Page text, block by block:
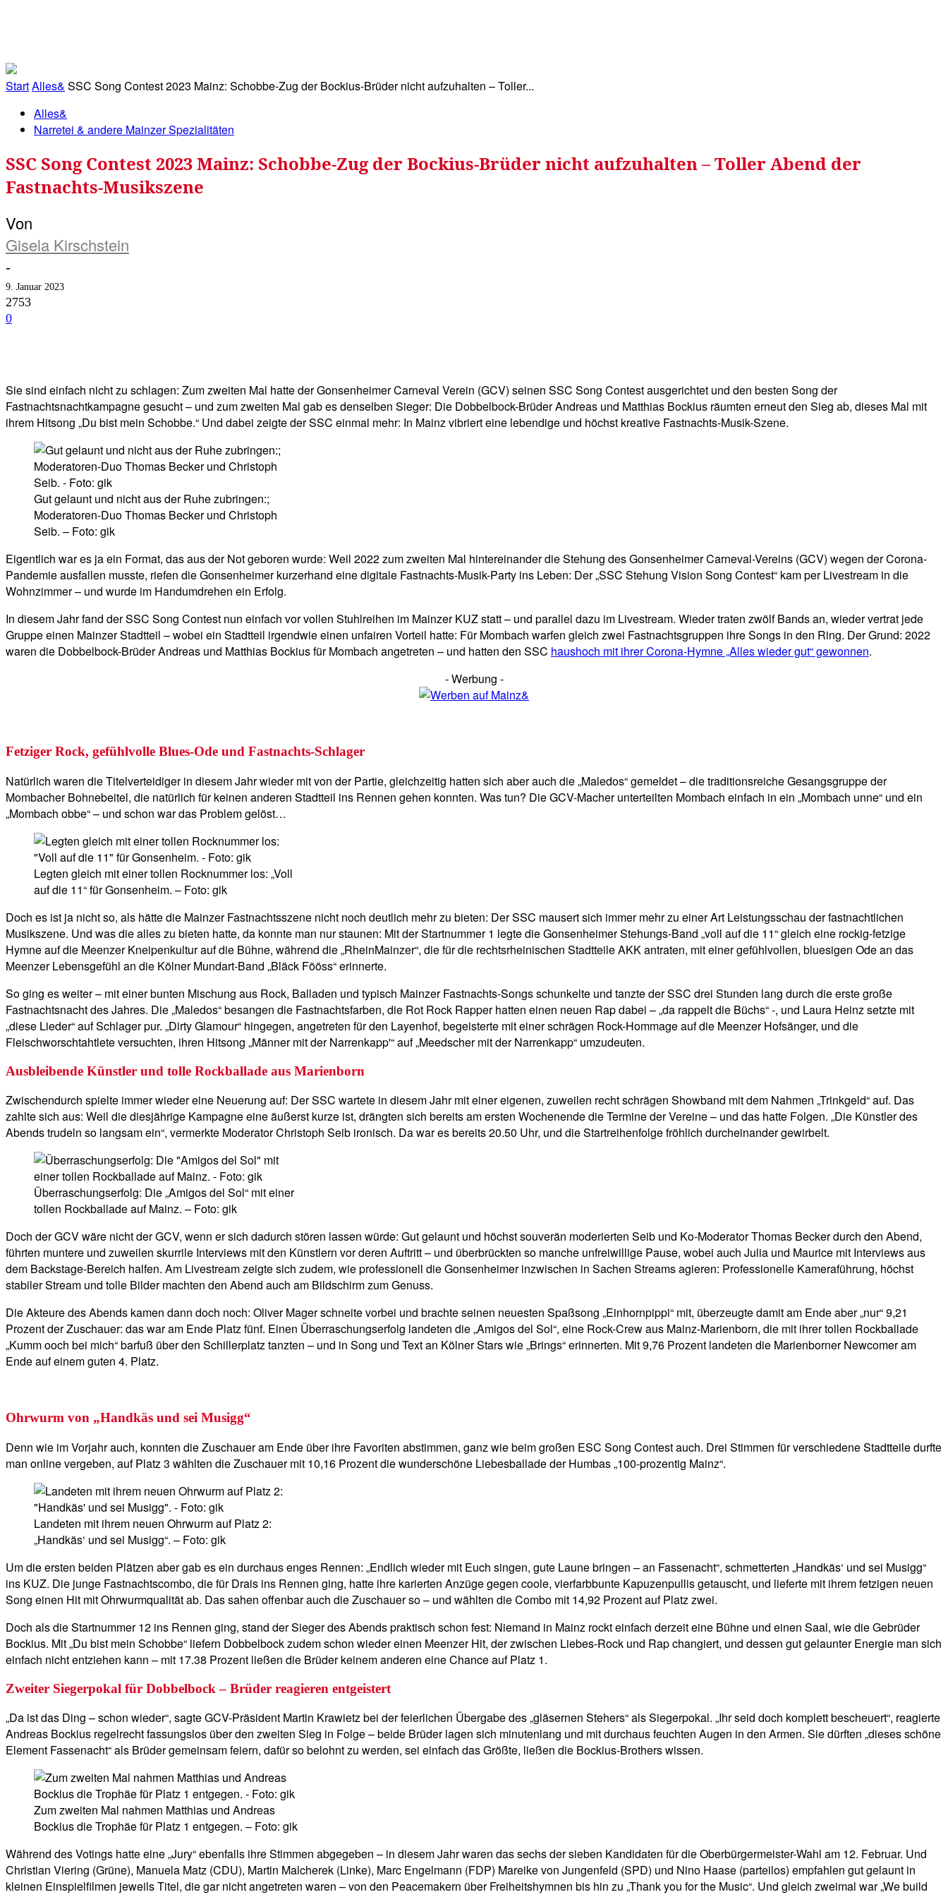
StartAlles& SSC Song Contest 2023 Mainz: Schobbe-Zug der Bockius-Brüder nicht aufzuhalten – Toller...
Alles&
Narretei & andere Mainzer Spezialitäten
SSC Song Contest 2023 Mainz: Schobbe-Zug der Bockius-Brüder nicht aufzuhalten – Toller Abend der
Fastnachts-Musikszene
Von
Gisela Kirschstein
-
9. Januar 2023
2753
0
Sie sind einfach nicht zu schlagen: Zum zweiten Mal hatte der Gonsenheimer Carneval Verein (GCV) seinen SSC Song Contest ausgerichtet und den besten Song der
Fastnachtsnachtkampagne gesucht – und zum zweiten Mal gab es denselben Sieger: Die Dobbelbock-Brüder Andreas und Matthias Bockius räumten erneut den Sieg ab, dieses Mal mit
ihrem Hitsong „Du bist mein Schobbe.“ Und dabei zeigte der SSC einmal mehr: In Mainz vibriert eine lebendige und höchst kreative Fastnachts-Musik-Szene.
Gut gelaunt und nicht aus der Ruhe zubringen:;
Moderatoren-Duo Thomas Becker und Christoph
Seib. – Foto: gik
Eigentlich war es ja ein Format, das aus der Not geboren wurde: Weil 2022 zum zweiten Mal hintereinander die Stehung des Gonsenheimer Carneval-Vereins (GCV) wegen der Corona-
Pandemie ausfallen musste, riefen die Gonsenheimer kurzerhand eine digitale Fastnachts-Musik-Party ins Leben: Der „SSC Stehung Vision Song Contest“ kam per Livestream in die
Wohnzimmer – und wurde im Handumdrehen ein Erfolg.
In diesem Jahr fand der SSC Song Contest nun einfach vor vollen Stuhlreihen im Mainzer KUZ statt – und parallel dazu im Livestream. Wieder traten zwölf Bands an, wieder vertrat jede
Gruppe einen Mainzer Stadtteil – wobei ein Stadtteil irgendwie einen unfairen Vorteil hatte: Für Mombach warfen gleich zwei Fastnachtsgruppen ihre Songs in den Ring. Der Grund: 2022
waren die Dobbelbock-Brüder Andreas und Matthias Bockius für Mombach angetreten – und hatten den SSC haushoch mit ihrer Corona-Hymne „Alles wieder gut“ gewonnen.
- Werbung -
Fetziger Rock, gefühlvolle Blues-Ode und Fastnachts-Schlager
Natürlich waren die Titelverteidiger in diesem Jahr wieder mit von der Partie, gleichzeitig hatten sich aber auch die „Maledos“ gemeldet – die traditionsreiche Gesangsgruppe der
Mombacher Bohnebeitel, die natürlich für keinen anderen Stadtteil ins Rennen gehen konnten. Was tun? Die GCV-Macher unterteilten Mombach einfach in ein „Mombach unne“ und ein
„Mombach obbe“ – und schon war das Problem gelöst…
Legten gleich mit einer tollen Rocknummer los: „Voll
auf die 11“ für Gonsenheim. – Foto: gik
Doch es ist ja nicht so, als hätte die Mainzer Fastnachtsszene nicht noch deutlich mehr zu bieten: Der SSC mausert sich immer mehr zu einer Art Leistungsschau der fastnachtlichen
Musikszene. Und was die alles zu bieten hatte, da konnte man nur staunen: Mit der Startnummer 1 legte die Gonsenheimer Stehungs-Band „voll auf die 11“ gleich eine rockig-fetzige
Hymne auf die Meenzer Kneipenkultur auf die Bühne, während die „RheinMainzer“, die für die rechtsrheinischen Stadtteile AKK antraten, mit einer gefühlvollen, bluesigen Ode an das
Meenzer Lebensgefühl an die Kölner Mundart-Band „Bläck Fööss“ erinnerte.
So ging es weiter – mit einer bunten Mischung aus Rock, Balladen und typisch Mainzer Fastnachts-Songs schunkelte und tanzte der SSC drei Stunden lang durch die erste große
Fastnachtsnacht des Jahres. Die „Maledos“ besangen die Fastnachtsfarben, die Rot Rock Rapper hatten einen neuen Rap dabei – „da rappelt die Büchs“ -, und Laura Heinz setzte mit
„diese Lieder“ auf Schlager pur. „Dirty Glamour“ hingegen, angetreten für den Layenhof, begeisterte mit einer schrägen Rock-Hommage auf die Meenzer Hofsänger, und die
Fleischworschtahtlete versuchten, ihren Hitsong „Männer mit der Narrenkapp'“ auf „Meedscher mit der Narrenkapp“ umzudeuten.
Ausbleibende Künstler und tolle Rockballade aus Marienborn
Zwischendurch spielte immer wieder eine Neuerung auf: Der SSC wartete in diesem Jahr mit einer eigenen, zuweilen recht schrägen Showband mit dem Nahmen „Trinkgeld“ auf. Das
zahlte sich aus: Weil die diesjährige Kampagne eine äußerst kurze ist, drängten sich bereits am ersten Wochenende die Termine der Vereine – und das hatte Folgen. „Die Künstler des
Abends trudeln so langsam ein“, vermerkte Moderator Christoph Seib ironisch. Da war es bereits 20.50 Uhr, und die Startreihenfolge fröhlich durcheinander gewirbelt.
Überraschungserfolg: Die „Amigos del Sol“ mit einer
tollen Rockballade auf Mainz. – Foto: gik
Doch der GCV wäre nicht der GCV, wenn er sich dadurch stören lassen würde: Gut gelaunt und höchst souverän moderierten Seib und Ko-Moderator Thomas Becker durch den Abend,
führten muntere und zuweilen skurrile Interviews mit den Künstlern vor deren Auftritt – und überbrückten so manche unfreiwillige Pause, wobei auch Julia und Maurice mit Interviews aus
dem Backstage-Bereich halfen. Am Livestream zeigte sich zudem, wie professionell die Gonsenheimer inzwischen in Sachen Streams agieren: Professionelle Kameraführung, höchst
stabiler Stream und tolle Bilder machten den Abend auch am Bildschirm zum Genuss.
Die Akteure des Abends kamen dann doch noch: Oliver Mager schneite vorbei und brachte seinen neuesten Spaßsong „Einhornpippi“ mit, überzeugte damit am Ende aber „nur“ 9,21
Prozent der Zuschauer: das war am Ende Platz fünf. Einen Überraschungserfolg landeten die „Amigos del Sol“, eine Rock-Crew aus Mainz-Marienborn, die mit ihrer tollen Rockballade
„Kumm ooch bei mich“ barfuß über den Schillerplatz tanzten – und in Song und Text an Kölner Stars wie „Brings“ erinnerten. Mit 9,76 Prozent landeten die Marienborner Newcomer am
Ende auf einem guten 4. Platz.
Ohrwurm von „Handkäs und sei Musigg“
Denn wie im Vorjahr auch, konnten die Zuschauer am Ende über ihre Favoriten abstimmen, ganz wie beim großen ESC Song Contest auch. Drei Stimmen für verschiedene Stadtteile durfte
man online vergeben, auf Platz 3 wählten die Zuschauer mit 10,16 Prozent die wunderschöne Liebesballade der Humbas „100-prozentig Mainz“.
Landeten mit ihrem neuen Ohrwurm auf Platz 2:
„Handkäs‘ und sei Musigg“. – Foto: gik
Um die ersten beiden Plätzen aber gab es ein durchaus enges Rennen: „Endlich wieder mit Euch singen, gute Laune bringen – an Fassenacht“, schmetterten „Handkäs‘ und sei Musigg“
ins KUZ. Die junge Fastnachtscombo, die für Drais ins Rennen ging, hatte ihre karierten Anzüge gegen coole, vierfarbbunte Kapuzenpullis getauscht, und lieferte mit ihrem fetzigen neuen
Song einen Hit mit Ohrwurmqualität ab. Das sahen offenbar auch die Zuschauer so – und wählten die Combo mit 14,92 Prozent auf Platz zwei.
Doch als die Startnummer 12 ins Rennen ging, stand der Sieger des Abends praktisch schon fest: Niemand in Mainz rockt einfach derzeit eine Bühne und einen Saal, wie die Gebrüder
Bockius. Mit „Du bist mein Schobbe“ liefern Dobbelbock zudem schon wieder einen Meenzer Hit, der zwischen Liebes-Rock und Rap changiert, und dessen gut gelaunter Energie man sich
einfach nicht entziehen kann – mit 17.38 Prozent ließen die Brüder keinem anderen eine Chance auf Platz 1.
Zweiter Siegerpokal für Dobbelbock – Brüder reagieren entgeistert
„Da ist das Ding – schon wieder“, sagte GCV-Präsident Martin Krawietz bei der feierlichen Übergabe des „gläsernen Stehers“ als Siegerpokal. „Ihr seid doch komplett bescheuert“, reagierte
Andreas Bockius regelrecht fassungslos über den zweiten Sieg in Folge – beide Brüder lagen sich minutenlang und mit durchaus feuchten Augen in den Armen. Sie dürften „dieses schöne
Element Fassenacht“ als Brüder gemeinsam feiern, dafür so belohnt zu werden, sei einfach das Größte, ließen die Bockius-Brothers wissen.
Zum zweiten Mal nahmen Matthias und Andreas
Bockius die Trophäe für Platz 1 entgegen. – Foto: gik
Während des Votings hatte eine „Jury“ ebenfalls ihre Stimmen abgegeben – in diesem Jahr waren das sechs der sieben Kandidaten für die Oberbürgermeister-Wahl am 12. Februar. Und
Christian Viering (Grüne), Manuela Matz (CDU), Martin Malcherek (Linke), Marc Engelmann (FDP) Mareike von Jungenfeld (SPD) und Nino Haase (parteilos) empfahlen gut gelaunt in
kleinen Einspielfilmen jeweils Titel, die gar nicht angetreten waren – von den Peacemakern über Freiheitshymnen bis hin zu „Thank you for the Music“. Und gleich zweimal war „We build